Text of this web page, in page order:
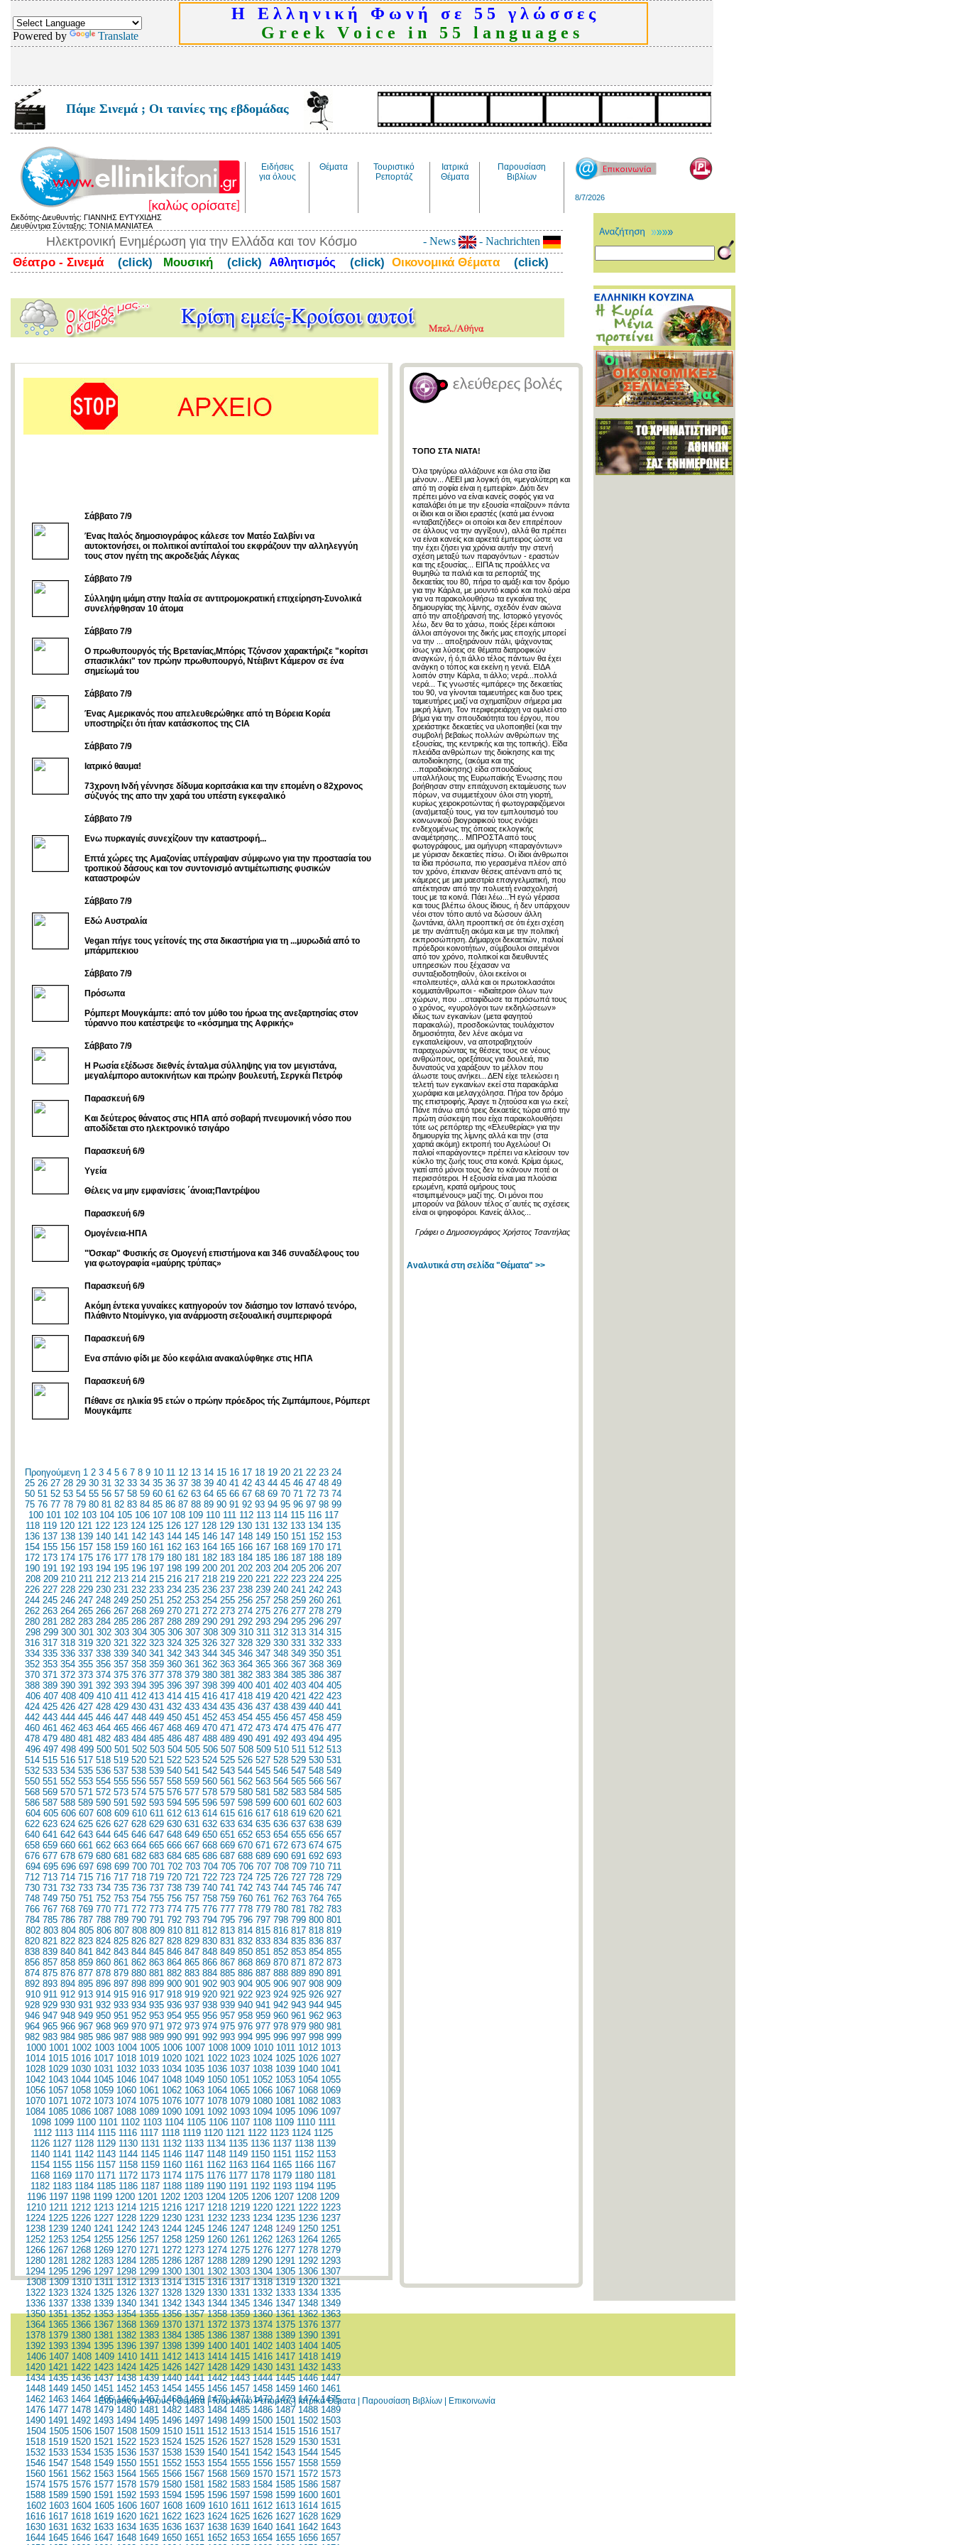
Powered by Translate
Η Ε λ λ η ν ι κ ή Φ ω ν ή σ ε 5 5 γ λ ώ σ σ ε ς
G r e e k V o i c e i n 5 5 l a n g u a g e s
Πάμε Σινεμά ; Οι ταινίες της εβδομάδας
Ειδήσεις
για όλους
Θέματα
Τουριστικό
Ρεπορτάζ
Ιατρικά
Θέματα
Παρουσίαση
Βιβλίων
8/7/2026
Εκδότης-Διευθυντής: ΓΙΑΝΝΗΣ ΕΥΤΥΧΙΔΗΣ
Διευθύντρια Σύνταξης: ΤΟΝΙΑ ΜΑΝΙΑΤΕΑ
Ηλεκτρονική Ενημέρωση για την Ελλάδα και τον Κόσμο - News - Nachrichten
Θέατρο - Σινεμά (click) Μουσική (click) Αθλητισμός (click) Οικονομικά Θέματα (click)
Σάββατο 7/9
Ένας Iταλός δημοσιογράφος κάλεσε τον Ματέο Σαλβίνι να
αυτοκτονήσει, οι πολιτικοί αντίπαλοί του εκφράζουν την αλληλεγγύη
τους στον ηγέτη της ακροδεξιάς Λέγκας
Σάββατο 7/9
Σύλληψη ιμάμη στην Ιταλία σε αντιτρομοκρατική επιχείρηση-Συνολικά
συνελήφθησαν 10 άτομα
Σάββατο 7/9
Ο πρωθυπουργός τής Βρετανίας,Μπόρις Τζόνσον χαρακτήριζε "κορίτσι
σπασικλάκι" τον πρώην πρωθυπουργό, Ντέιβιντ Κάμερον σε ένα
σημείωμά του
Σάββατο 7/9
Ένας Αμερικανός που απελευθερώθηκε από τη Βόρεια Κορέα
υποστηρίζει ότι ήταν κατάσκοπος της CIA
Σάββατο 7/9
Ιατρικό θαυμα!
73χρονη Iνδή γέννησε δίδυμα κοριτσάκια και την επομένη ο 82χρονος
σύζυγός της απο την χαρά του υπέστη εγκεφαλικό
Σάββατο 7/9
Ενω πυρκαγιές συνεχίζουν την καταστροφή...
Eπτά χώρες της Αμαζονίας υπέγραψαν σύμφωνο για την προστασία του
τροπικού δάσους και τον συντονισμό αντιμέτωπισης φυσικών
καταστροφών
Σάββατο 7/9
Εδώ Αυστραλία
Vegan πήγε τους γείτονές της στα δικαστήρια για τη ...μυρωδιά από το
μπάρμπεκιου
Σάββατο 7/9
Πρόσωπα
Ρόμπερτ Μουγκάμπε: από τον μύθο του ήρωα της ανεξαρτησίας στον
τύραννο που κατέστρεψε το «κόσμημα της Αφρικής»
Σάββατο 7/9
Η Ρωσία εξέδωσε διεθνές ένταλμα σύλληψης για τον μεγιστάνα,
μεγαλέμπορο αυτοκινήτων και πρώην βουλευτή, Σεργκέι Πετρόφ
Παρασκευή 6/9
Και δεύτερος θάνατος στις ΗΠΑ από σοβαρή πνευμονική νόσο που
αποδίδεται στο ηλεκτρονικό τσιγάρο
Παρασκευή 6/9
Υγεία
Θέλεις να μην εμφανίσεις ΄άνοια;Παντρέψου
Παρασκευή 6/9
Ομογένεια-ΗΠΑ
"Όσκαρ" Φυσικής σε Oμογενή επιστήμονα και 346 συναδέλφους του
για φωτογραφία «μαύρης τρύπας»
Παρασκευή 6/9
Ακόμη έντεκα γυναίκες κατηγορούν τον διάσημο τον Ισπανό τενόρο,
Πλάθιντο Ντομίνγκο, για ανάρμοστη σεξουαλική συμπεριφορά
Παρασκευή 6/9
Eνα σπάνιο φίδι με δύο κεφάλια ανακαλύφθηκε στις ΗΠΑ
Παρασκευή 6/9
Πέθανε σε ηλικία 95 ετών ο πρώην πρόεδρος τής Ζιμπάμπουε, Ρόμπερτ
Μουγκάμπε
Προηγούμενη 1 2 3 4 5 6 7 8 9 10 11 12 13 14 15 16 17 18 19 20 21 22 23 24
25 26 27 28 29 30 31 32 33 34 35 36 37 38 39 40 41 42 43 44 45 46 47 48 49
50 51 52 53 54 55 56 57 58 59 60 61 62 63 64 65 66 67 68 69 70 71 72 73 74
75 76 77 78 79 80 81 82 83 84 85 86 87 88 89 90 91 92 93 94 95 96 97 98 99
100 101 102 103 104 105 106 107 108 109 110 111 112 113 114 115 116 117
118 119 120 121 122 123 124 125 126 127 128 129 130 131 132 133 134 135
136 137 138 139 140 141 142 143 144 145 146 147 148 149 150 151 152 153
154 155 156 157 158 159 160 161 162 163 164 165 166 167 168 169 170 171
172 173 174 175 176 177 178 179 180 181 182 183 184 185 186 187 188 189
190 191 192 193 194 195 196 197 198 199 200 201 202 203 204 205 206 207
208 209 210 211 212 213 214 215 216 217 218 219 220 221 222 223 224 225
226 227 228 229 230 231 232 233 234 235 236 237 238 239 240 241 242 243
244 245 246 247 248 249 250 251 252 253 254 255 256 257 258 259 260 261
262 263 264 265 266 267 268 269 270 271 272 273 274 275 276 277 278 279
280 281 282 283 284 285 286 287 288 289 290 291 292 293 294 295 296 297
298 299 300 301 302 303 304 305 306 307 308 309 310 311 312 313 314 315
316 317 318 319 320 321 322 323 324 325 326 327 328 329 330 331 332 333
334 335 336 337 338 339 340 341 342 343 344 345 346 347 348 349 350 351
352 353 354 355 356 357 358 359 360 361 362 363 364 365 366 367 368 369
370 371 372 373 374 375 376 377 378 379 380 381 382 383 384 385 386 387
388 389 390 391 392 393 394 395 396 397 398 399 400 401 402 403 404 405
406 407 408 409 410 411 412 413 414 415 416 417 418 419 420 421 422 423
424 425 426 427 428 429 430 431 432 433 434 435 436 437 438 439 440 441
442 443 444 445 446 447 448 449 450 451 452 453 454 455 456 457 458 459
460 461 462 463 464 465 466 467 468 469 470 471 472 473 474 475 476 477
478 479 480 481 482 483 484 485 486 487 488 489 490 491 492 493 494 495
496 497 498 499 500 501 502 503 504 505 506 507 508 509 510 511 512 513
514 515 516 517 518 519 520 521 522 523 524 525 526 527 528 529 530 531
532 533 534 535 536 537 538 539 540 541 542 543 544 545 546 547 548 549
550 551 552 553 554 555 556 557 558 559 560 561 562 563 564 565 566 567
568 569 570 571 572 573 574 575 576 577 578 579 580 581 582 583 584 585
586 587 588 589 590 591 592 593 594 595 596 597 598 599 600 601 602 603
604 605 606 607 608 609 610 611 612 613 614 615 616 617 618 619 620 621
622 623 624 625 626 627 628 629 630 631 632 633 634 635 636 637 638 639
640 641 642 643 644 645 646 647 648 649 650 651 652 653 654 655 656 657
658 659 660 661 662 663 664 665 666 667 668 669 670 671 672 673 674 675
676 677 678 679 680 681 682 683 684 685 686 687 688 689 690 691 692 693
694 695 696 697 698 699 700 701 702 703 704 705 706 707 708 709 710 711
712 713 714 715 716 717 718 719 720 721 722 723 724 725 726 727 728 729
730 731 732 733 734 735 736 737 738 739 740 741 742 743 744 745 746 747
748 749 750 751 752 753 754 755 756 757 758 759 760 761 762 763 764 765
766 767 768 769 770 771 772 773 774 775 776 777 778 779 780 781 782 783
784 785 786 787 788 789 790 791 792 793 794 795 796 797 798 799 800 801
802 803 804 805 806 807 808 809 810 811 812 813 814 815 816 817 818 819
820 821 822 823 824 825 826 827 828 829 830 831 832 833 834 835 836 837
838 839 840 841 842 843 844 845 846 847 848 849 850 851 852 853 854 855
856 857 858 859 860 861 862 863 864 865 866 867 868 869 870 871 872 873
874 875 876 877 878 879 880 881 882 883 884 885 886 887 888 889 890 891
892 893 894 895 896 897 898 899 900 901 902 903 904 905 906 907 908 909
910 911 912 913 914 915 916 917 918 919 920 921 922 923 924 925 926 927
928 929 930 931 932 933 934 935 936 937 938 939 940 941 942 943 944 945
946 947 948 949 950 951 952 953 954 955 956 957 958 959 960 961 962 963
964 965 966 967 968 969 970 971 972 973 974 975 976 977 978 979 980 981
982 983 984 985 986 987 988 989 990 991 992 993 994 995 996 997 998 999
1000 1001 1002 1003 1004 1005 1006 1007 1008 1009 1010 1011 1012 1013
1014 1015 1016 1017 1018 1019 1020 1021 1022 1023 1024 1025 1026 1027
1028 1029 1030 1031 1032 1033 1034 1035 1036 1037 1038 1039 1040 1041
1042 1043 1044 1045 1046 1047 1048 1049 1050 1051 1052 1053 1054 1055
1056 1057 1058 1059 1060 1061 1062 1063 1064 1065 1066 1067 1068 1069
1070 1071 1072 1073 1074 1075 1076 1077 1078 1079 1080 1081 1082 1083
1084 1085 1086 1087 1088 1089 1090 1091 1092 1093 1094 1095 1096 1097
1098 1099 1100 1101 1102 1103 1104 1105 1106 1107 1108 1109 1110 1111
1112 1113 1114 1115 1116 1117 1118 1119 1120 1121 1122 1123 1124 1125
1126 1127 1128 1129 1130 1131 1132 1133 1134 1135 1136 1137 1138 1139
1140 1141 1142 1143 1144 1145 1146 1147 1148 1149 1150 1151 1152 1153
1154 1155 1156 1157 1158 1159 1160 1161 1162 1163 1164 1165 1166 1167
1168 1169 1170 1171 1172 1173 1174 1175 1176 1177 1178 1179 1180 1181
1182 1183 1184 1185 1186 1187 1188 1189 1190 1191 1192 1193 1194 1195
1196 1197 1198 1199 1200 1201 1202 1203 1204 1205 1206 1207 1208 1209
1210 1211 1212 1213 1214 1215 1216 1217 1218 1219 1220 1221 1222 1223
1224 1225 1226 1227 1228 1229 1230 1231 1232 1233 1234 1235 1236 1237
1238 1239 1240 1241 1242 1243 1244 1245 1246 1247 1248 1249 1250 1251
1252 1253 1254 1255 1256 1257 1258 1259 1260 1261 1262 1263 1264 1265
1266 1267 1268 1269 1270 1271 1272 1273 1274 1275 1276 1277 1278 1279
1280 1281 1282 1283 1284 1285 1286 1287 1288 1289 1290 1291 1292 1293
1294 1295 1296 1297 1298 1299 1300 1301 1302 1303 1304 1305 1306 1307
1308 1309 1310 1311 1312 1313 1314 1315 1316 1317 1318 1319 1320 1321
1322 1323 1324 1325 1326 1327 1328 1329 1330 1331 1332 1333 1334 1335
1336 1337 1338 1339 1340 1341 1342 1343 1344 1345 1346 1347 1348 1349
1350 1351 1352 1353 1354 1355 1356 1357 1358 1359 1360 1361 1362 1363
1364 1365 1366 1367 1368 1369 1370 1371 1372 1373 1374 1375 1376 1377
1378 1379 1380 1381 1382 1383 1384 1385 1386 1387 1388 1389 1390 1391
1392 1393 1394 1395 1396 1397 1398 1399 1400 1401 1402 1403 1404 1405
1406 1407 1408 1409 1410 1411 1412 1413 1414 1415 1416 1417 1418 1419
1420 1421 1422 1423 1424 1425 1426 1427 1428 1429 1430 1431 1432 1433
1434 1435 1436 1437 1438 1439 1440 1441 1442 1443 1444 1445 1446 1447
1448 1449 1450 1451 1452 1453 1454 1455 1456 1457 1458 1459 1460 1461
1462 1463 1464 1465 1466 1467 1468 1469 1470 1471 1472 1473 1474 1475
1476 1477 1478 1479 1480 1481 1482 1483 1484 1485 1486 1487 1488 1489
1490 1491 1492 1493 1494 1495 1496 1497 1498 1499 1500 1501 1502 1503
1504 1505 1506 1507 1508 1509 1510 1511 1512 1513 1514 1515 1516 1517
1518 1519 1520 1521 1522 1523 1524 1525 1526 1527 1528 1529 1530 1531
1532 1533 1534 1535 1536 1537 1538 1539 1540 1541 1542 1543 1544 1545
1546 1547 1548 1549 1550 1551 1552 1553 1554 1555 1556 1557 1558 1559
1560 1561 1562 1563 1564 1565 1566 1567 1568 1569 1570 1571 1572 1573
1574 1575 1576 1577 1578 1579 1580 1581 1582 1583 1584 1585 1586 1587
1588 1589 1590 1591 1592 1593 1594 1595 1596 1597 1598 1599 1600 1601
1602 1603 1604 1605 1606 1607 1608 1609 1610 1611 1612 1613 1614 1615
1616 1617 1618 1619 1620 1621 1622 1623 1624 1625 1626 1627 1628 1629
1630 1631 1632 1633 1634 1635 1636 1637 1638 1639 1640 1641 1642 1643
1644 1645 1646 1647 1648 1649 1650 1651 1652 1653 1654 1655 1656 1657
ΤΟΠΟ ΣΤΑ ΝΙΑΤΑ!
Όλα τριγύρω αλλάζουνε και όλα στα ίδια
μένουν... ΛΕΕΙ μια λογική ότι, «μεγαλύτερη και
από τη σοφία είναι η εμπειρία». Διότι δεν
πρέπει μόνο να είναι κανείς σοφός για να
καταλάβει ότι με την εξουσία «παίζουν» πάντα
οι ίδιοι και οι ίδιοι εραστές (κατά μια έννοια
«νταβατζήδες» οι οποίοι και δεν επιτρέπουν
σε άλλους να την αγγίξουν), αλλά θα πρέπει
να είναι κανείς και αρκετά έμπειρος ώστε να
την έχει ζήσει για χρόνια αυτήν την στενή
σχέση μεταξύ των παραγόντων - εραστών
και της εξουσίας... ΕΙΠΑ τις προάλλες να
θυμηθώ τα παλιά και τα ρεπορτάζ της
δεκαετίας του 80, πήρα το αμάξι και τον δρόμο
για την Κάρλα, με μουντό καιρό και πολύ αέρα
για να παρακολουθήσω τα εγκαίνια της
δημιουργίας της λίμνης, σχεδόν έναν αιώνα
από την αποξήρανσή της. Ιστορικό γεγονός
λέω, δεν θα το χάσω, ποιός ξέρει κάποιοι
άλλοι απόγονοι της δικής μας εποχής μπορεί
να την ... αποξηράνουν πάλι, ψάχνοντας
ίσως για λύσεις σε θέματα διατροφικών
αναγκών, ή ό,τι άλλο τέλος πάντων θα έχει
ανάγκη ο τόπος και εκείνη η γενιά. ΕΙΔΑ
λοιπόν στην Κάρλα, τι άλλο; νερά...πολλά
νερά... Τις γνωστές «μπάρες» της δεκαετίας
του 90, να γίνονται ταμιευτήρες και δυο τρεις
ταμιευτήρες μαζί να σχηματίζουν σήμερα μια
μικρή λίμνη. Τον περιφερειάρχη να ομιλεί στο
βήμα για την σπουδαιότητα του έργου, που
χρειάστηκε δεκαετίες να υλοποιηθεί (και την
συμβολή βεβαίως πολλών ανθρώπων της
εξουσίας, της κεντρικής και της τοπικής). Είδα
πλειάδα ανθρώπων της διοίκησης και της
αυτοδιοίκησης, (ακόμα και της
...παραδιοίκησης) είδα σπουδαίους
υπαλλήλους της Ευρωπαϊκής Ένωσης που
βοήθησαν στην επιτάχυνση εκταμίευσης των
πόρων, να συμμετέχουν όλοι στη γιορτή,
κυρίως χειροκροτώντας ή φωτογραφιζόμενοι
(ανα)μεταξύ τους, για τον εμπλουτισμό του
κοινωνικού βιογραφικού τους ενόψει
ενδεχομένως της όποιας εκλογικής
αναμέτρησης... ΜΠΡΟΣΤΑ από τους
φωτογράφους, μια ομήγυρη «παραγόντων»
με γύρισαν δεκαετίες πίσω. Οι ίδιοι άνθρωποι
τα ίδια πρόσωπα, πιο γερασμένα πλέον από
τον χρόνο, έπιαναν θέσεις απέναντι από τις
κάμερες με μια μαεστρία επαγγελματική, που
απέκτησαν από την πολυετή ενασχολησή
τους με τα κοινά. Πάει λέω...Ή εγώ γέρασα
και τους βλέπω όλους ίδιους, ή δεν υπάρχουν
νέοι στον τόπο αυτό να δώσουν άλλη
ζωντάνια, άλλη προοπτική σε ότι έχει σχέση
με την ανάπτυξη ακόμα και με την πολιτική
εκπροσώπηση. Δήμαρχοι δεκαετιών, παλιοί
πρόεδροι κοινοτήτων, σύμβουλοι σιτεμένοι
από τον χρόνο, πολιτικοί και διευθυντές
υπηρεσιών που ξέχασαν να
συνταξιοδοτηθούν, όλοι εκείνοι οι
«πολιτευτές», αλλά και οι πρωτοκλασάτοι
κομματάνθρωποι - «ιδιαίτεροι» όλων των
χώρων, που ...σταφίδωσε τα πρόσωπά τους
ο χρόνος, «γυρολόγοι των εκδηλώσεων»
ιδίως των εγκαινίων (μετα φαγητού
παρακαλώ), προσδοκώντας τουλάχιστον
δημοσιότητα, δεν λένε ακόμα να
εγκαταλείψουν, να αποτραβηχτούν
παραχωρώντας τις θέσεις τους σε νέους
ανθρώπους, ορεξάτους για δουλειά, πιο
δυνατούς να χαράξουν το μέλλον που
άλωστε τους ανήκει... ΔΕΝ είχε τελειώσει η
τελετή των εγκαινίων εκεί στα παρακάρλια
χωράφια και μελαγχόλησα. Πήρα τον δρόμο
της επιστροφής. Άραγε τι ζητούσα και γω εκεί;
Πάνε πάνω από τρεις δεκαετίες τώρα από την
πρώτη σύσκεψη που είχα παρακολουθήσει
τότε ως ρεπόρτερ της «Ελευθερίας» για την
δημιουργία της λίμνης αλλά και την (στα
χαρτιά ακόμη) εκτροπή του Αχελώου! Οι
παλιοί «παράγοντες» πρέπει να κλείσουν τον
κύκλο της ζωής τους στα κοινά. Κρίμα όμως,
γιατί από μόνοι τους δεν το κάνουν ποτέ οι
περισσότεροι. Η εξουσία είναι μια πλούσια
ερωμένη, κρατά ομήρους τους
«τσιμπιμένους» μαζί της. Οι μόνοι που
μπορούν να βάλουν τέλος σ´αυτές τις σχέσεις
είναι οι ψηφοφόροι. Κανείς άλλος...
Γράφει ο Δημοσιογράφος Χρήστος Τσαντήλας
Αναλυτικά στη σελίδα "Θέματα" >>
Ειδήσεις για όλους|Θέματα|Τουριστικό Ρεπορτάζ| Ιατρικά Θέματα| Παρουσίαση Βιβλίων Επικοινωνία